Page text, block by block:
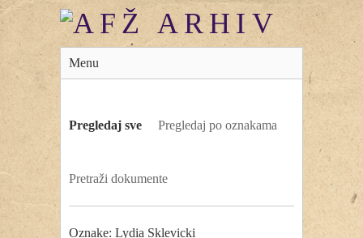
Menu
Pregledaj sve Pregledaj po oznakama
Pretraži dokumente
Oznake: Lydia Sklevicki